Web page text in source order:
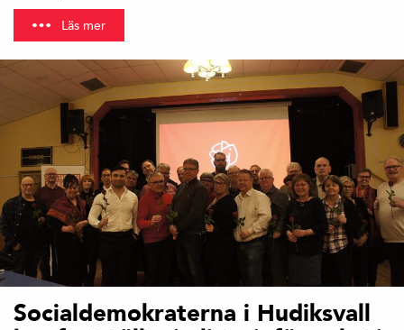
Läs mer
Socialdemokraterna i Hudiksvall